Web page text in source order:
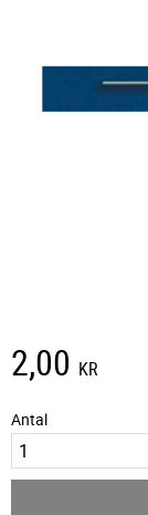
2,00 KR
Antal